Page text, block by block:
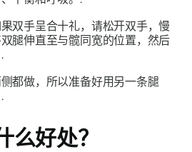
双手呈合十礼，请松开双手，慢
腿伸直至与髋同宽的位置，然后
都做，所以准备好用另一条腿
么好处？